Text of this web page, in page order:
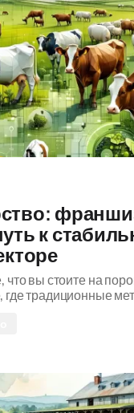
к
что вы стоите на
традиционные